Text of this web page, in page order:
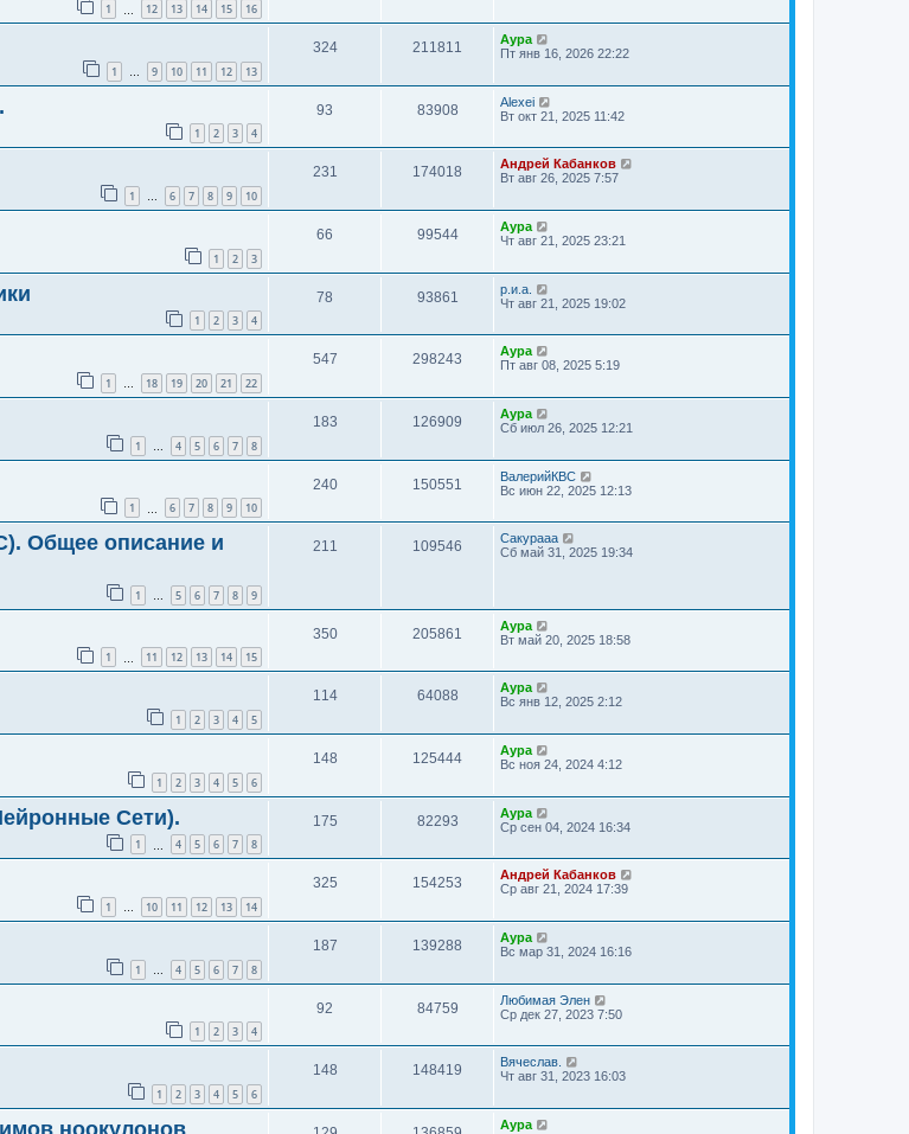
1 12 13 14 15 16
1 … 9 10 11 12 13
324 211811
Аура
Пт янв 16, 2026 22:22
1 2 3 4
93 83908
Alexei
Вт окт 21, 2025 11:42
1 … 6 7 8 9 10
231 174018
Андрей Кабанков
Вт авг 26, 2025 7:57
1 2 3
66 99544
Аура
Чт авг 21, 2025 23:21
1 2 3 4
78 93861
р.и.а.
Чт авг 21, 2025 19:02
1 … 18 19 20 21 22
547 298243
Аура
Пт авг 08, 2025 5:19
1 4 5 6 7 8
183 126909
Аура
Сб июл 26, 2025 12:21
1 6 7 8 9 10
240 150551
ВалерийКВС
Вс июн 22, 2025 12:13
Общее описание и
1 … 5 6 7 8 9
211 109546
Сакурааа
Сб май 31, 2025 19:34
1 11 12 13 14 15
350 205861
Аура
Вт май 20, 2025 18:58
1 2 3 4 5
114 64088
Аура
Вс янв 12, 2025 2:12
1 2 3 4 5 6
148 125444
Аура
Вс ноя 24, 2024 4:12
Сети).
1 4 5 6 7 8
175 82293
Аура
Ср сен 04, 2024 16:34
1 … 10 11 12 13 14
325 154253
Андрей Кабанков
Ср авг 21, 2024 17:39
1 … 4 5 6 7 8
187 139288
Аура
Вс мар 31, 2024 16:16
1 2 3 4
92 84759
Любимая Элен
Ср дек 27, 2023 7:50
1 2 3 4 5 6
148 148419
Вячеслав.
Чт авг 31, 2023 16:03
ноокулонов
Аура